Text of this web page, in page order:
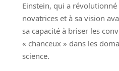
Einstein, qui a
novatrices et à sa vision
sa capacité à briser les
« chanceux » dans les
science.